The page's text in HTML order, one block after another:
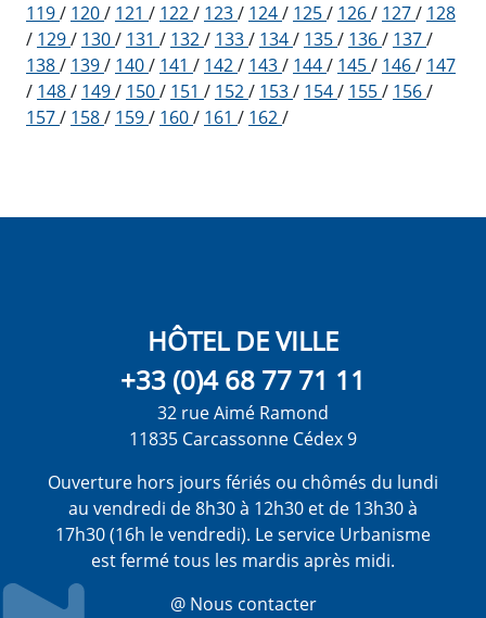
119/ 120/ 121 / 122/ 123/ 124/ 125/ 126/ 127/ 128
/ 129/ 130/ 131 / 132/ 133/ 134/ 135/ 136/ 137/
138/ 139/ 140/ 141 / 142/ 143/ 144/ 145/ 146/ 147
/ 148/ 149/ 150/ 151 / 152/ 153/ 154/ 155/ 156/
157/ 158/ 159/ 160/ 161 / 162/
HÔTEL DE VILLE
+33 (0)4 68 77 71 11
32 rue Aimé Ramond
11835 Carcassonne Cédex 9
Ouverture hors jours fériés ou chômés du lundi
au vendredi de 8h30 à 12h30 et de 13h30 à
17h30 (16h le vendredi). Le service Urbanisme
est fermé tous les mardis après midi.
@ Nous contacter